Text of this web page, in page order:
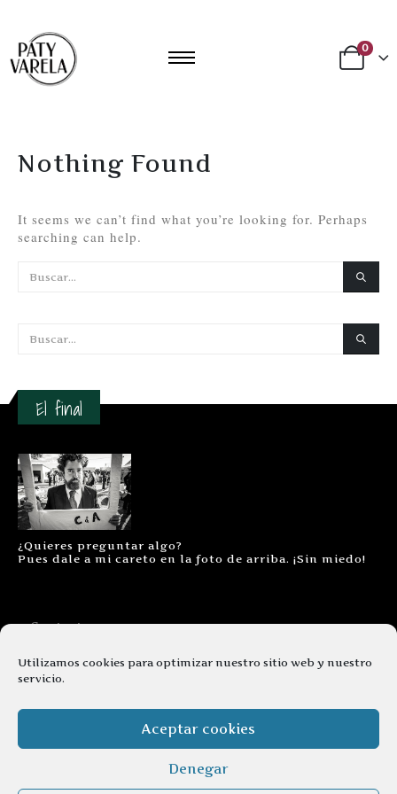
Utilizamos cookies para optimizar nuestro sitio web y nuestro
servicio.
Aceptar cookies
Denegar
0
Nothing Found
It seems we can’t find what you’re looking for. Perhaps
searching can help.
El final
¿Quieres preguntar algo?
Pues dale a mi careto en la foto de arriba. ¡Sin miedo!
Contacto
Aviso legal